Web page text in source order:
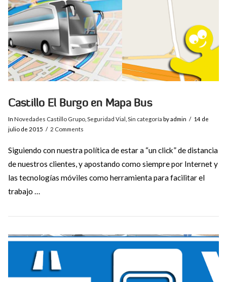
Castillo El Burgo en Mapa Bus
In Novedades Castillo Grupo, Seguridad Vial Sin categoría by admin
14 de
julio de 2015
2 Comments
Siguiendo con nuestra política de estar a “un click” de distancia
de nuestros clientes, y apostando como siempre por Internet y
las tecnologías móviles como herramienta para facilitar el
trabajo …